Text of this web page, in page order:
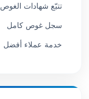
تتبّع شهادات الغوص
سجل غوص كامل
خدمة عملاء أفضل